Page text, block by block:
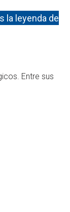
la leyenda de
Entre sus